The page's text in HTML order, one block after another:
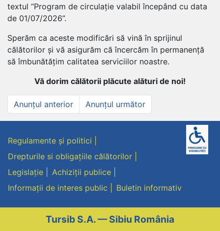
textul “Program de circulație valabil începând cu data
de 01/07/2026”.
Sperăm ca aceste modificări să vină în sprijinul
călătorilor și vă asigurăm că încercăm în permanență
să îmbunătățim calitatea serviciilor noastre.
Vă dorim călătorii plăcute alături de noi!
Navigare
în
articole
Anunțul anteriorAnunțul
anterior
Anunțul următorAnunțul
următor
Regulamente și politici
Drepturile si obligațiile călătorilor
Legislație
Achiziții publice
Informații de interes public
Buletin informativ
Tursib S.A. — Sibiu România